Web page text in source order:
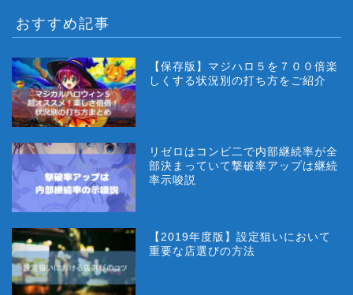
おすすめ記事
【保存版】マジハロ５を７００倍楽
しくする状況別の打ち方をご紹介
リゼロはコンビ二で内部継続率が全
部決まっていて撃破率アップは継続
率示唆説
【2019年度版】設定狙いにおいて
重要な店選びの方法